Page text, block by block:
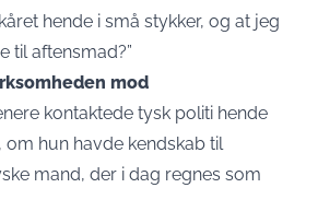
hende i små stykker, og at jeg
til aftensmad?”
mod
kontaktede tysk politi hende
hun havde kendskab til
mand, der i dag regnes som